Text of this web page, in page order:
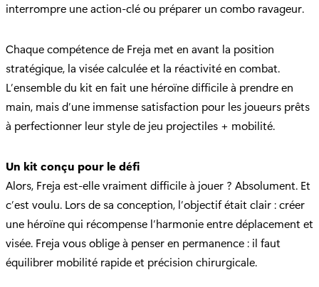
interrompre une action-clé ou préparer un combo ravageur.
Chaque compétence de Freja met en avant la position
stratégique, la visée calculée et la réactivité en combat.
L’ensemble du kit en fait une héroïne difficile à prendre en
main, mais d’une immense satisfaction pour les joueurs prêts
à perfectionner leur style de jeu projectiles + mobilité.
Un kit conçu pour le défi
Alors, Freja est-elle vraiment difficile à jouer ? Absolument. Et
c’est voulu. Lors de sa conception, l’objectif était clair : créer
une héroïne qui récompense l’harmonie entre déplacement et
visée. Freja vous oblige à penser en permanence : il faut
équilibrer mobilité rapide et précision chirurgicale.